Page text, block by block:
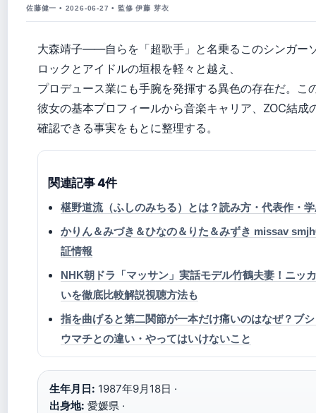
佐藤健一 • 2026-06-27 • 監修 伊藤 芽衣
大森靖子——自らを「超歌手」と名乗るこのシンガー
ロックとアイドルの垣根を軽々と越え、
プロデュース業にも手腕を発揮する異色の存在だ。こ
彼女の基本プロフィールから音楽キャリア、ZOC結成
確認できる事実をもとに整理する。
関連記事 4件
椹野道流（ふしのみちる）とは？読み方・代表作・
かりん＆みづき＆ひなの＆りた＆みずき missav
証情報
NHK朝ドラ「マッサン」実話モデル竹鶴夫妻！ニッ
いを徹底比較解説視聴方法も
指を曲げると第二関節が一本だけ痛いのはなぜ？ブ
ウマチとの違い・やってはいけないこと
生年月日: 1987年9月18日 ·
出身地: 愛媛県 ·